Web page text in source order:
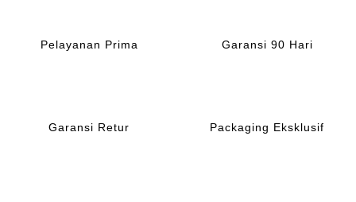
Pelayanan Prima Garansi 90 Hari
Garansi Retur Packaging Eksklusif